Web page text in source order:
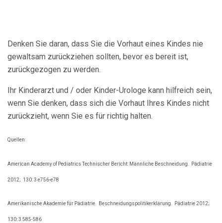
Denken Sie daran, dass Sie die Vorhaut eines Kindes nie
gewaltsam zurückziehen sollten, bevor es bereit ist,
zurückgezogen zu werden.
Ihr Kinderarzt und / oder Kinder-Urologe kann hilfreich sein,
wenn Sie denken, dass sich die Vorhaut Ihres Kindes nicht
zurückzieht, wenn Sie es für richtig halten.
Quellen:
American Academy of Pediatrics Technischer Bericht: Männliche Beschneidung. Pädiatrie
2012; 130: 3 e756-e78
Amerikanische Akademie für Pädiatrie. Beschneidungspolitikerklärung. Pädiatrie 2012;
130: 3 585-586